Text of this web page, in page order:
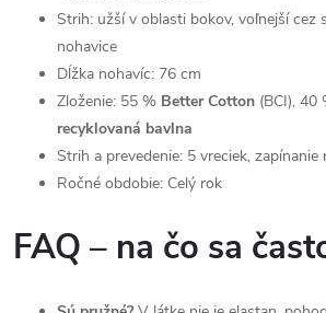
Strih: užší v oblasti bokov, voľnejší cez
nohavice
Dĺžka nohavíc: 76 cm
Zloženie: 55 % Better Cotton (BCI), 40
recyklovaná bavlna
Strih a prevedenie: 5 vreciek,
Ročné obdobie: Celý rok
FAQ – na čo sa